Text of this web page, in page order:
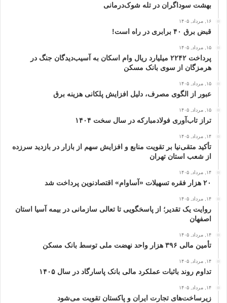
بهشت سوداگران در تله شوک‌درمانی
۱۶, مرداد, ۱۴۰۵
قبض برق ۴۰ برابری در راه است!
۱۵, مرداد, ۱۴۰۵
پرداخت ۲۲۴۲ میلیارد ریال وام اسکان به آسیب‌دیدگان جنگ در
هرمزگان از سوی بانک مسکن
۱۵, مرداد, ۱۴۰۵
عبور از الگوی مصرف، دلیل افزایش پلکانی هزینه برق
۱۵, مرداد, ۱۴۰۵
تراز تاب‌آوری فولادمبارکه در سال سخت ۱۴۰۴
۱۴, مرداد, ۱۴۰۵
تأکید متقی‌نیا بر تقویت منابع و افزایش سهم از بازار در بازدید سرزده
از شعب استان تهران
۱۴, مرداد, ۱۴۰۵
۲۰ هزار فقره تسهیلات «آساوام» اقتصادنوین پرداخت شد
۱۴, مرداد, ۱۴۰۵
روایت یک تقدیر؛ از پاسخگویی تا تعالی سازمانی در بیمه آسیا استان
اصفهان
۱۴, مرداد, ۱۴۰۵
تأمین مالی ۳۹۶ هزار واحد نهضت ملی توسط بانک مسکن
۱۴, مرداد, ۱۴۰۵
تداوم روند باثبات عملکرد مالی بانک پاسارگاد در سال ۱۴۰۵
۱۴, مرداد, ۱۴۰۵
زیرساخت‌های تجارت ایران و پاکستان تقویت می‌شود